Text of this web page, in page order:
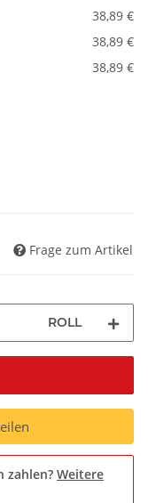
38,89 €
38,89 €
38,89 €
Frage zum Artikel
ROLL
zahlen? Weitere